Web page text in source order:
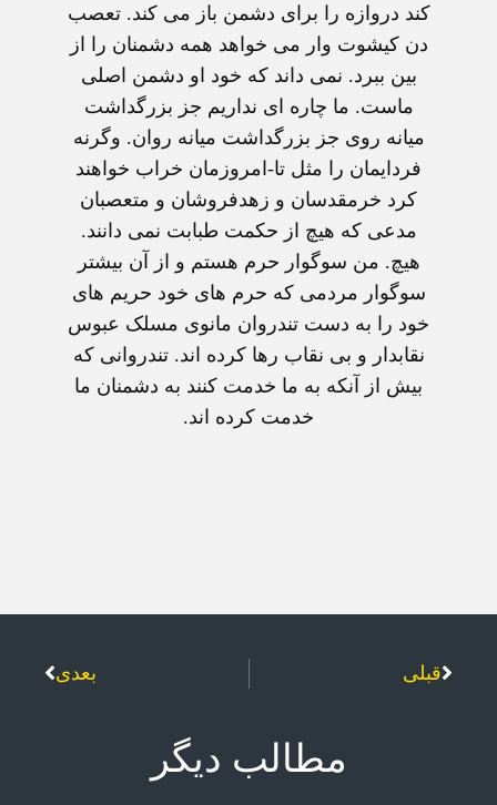
کند دروازه را برای دشمن باز می کند. تعصب
دن کيشوت وار می خواهد همه دشمنان را از
بين ببرد. نمی داند که خود او دشمن اصلی
ماست. ما چاره ای نداريم جز بزرگداشت
ميانه روی جز بزرگداشت ميانه روان. وگرنه
فردايمان را مثل تا-امروزمان خراب خواهند
کرد خرمقدسان و زهدفروشان و متعصبان
مدعی که هيچ از حکمت طبابت نمی دانند.
هيچ. من سوگوار حرم هستم و از آن بيشتر
سوگوار مردمی که حرم های خود حريم های
خود را به دست تندروان مانوی مسلک عبوس
نقابدار و بی نقاب رها کرده اند. تندروانی که
بيش از آنکه به ما خدمت کنند به دشمنان ما
خدمت کرده اند.
قبلی بعدی
مطالب دیگر